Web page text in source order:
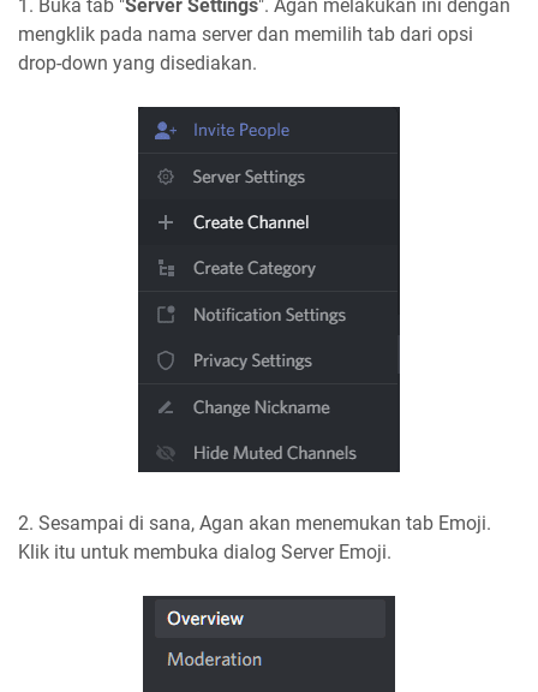
1. Buka tab "Server Settings". Agan melakukan ini dengan
mengklik pada nama server dan memilih tab dari opsi
drop-down yang disediakan.
2. Sesampai di sana, Agan akan menemukan tab Emoji.
Klik itu untuk membuka dialog Server Emoji.